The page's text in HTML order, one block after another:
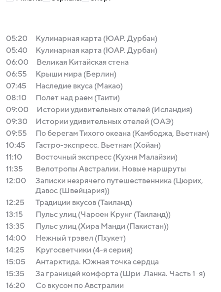
05:20
Кулинарная карта (ЮАР. Дурбан)
05:40
Кулинарная карта (ЮАР. Дурбан)
06:00
Великая Китайская стена
06:55
Крыши мира (Берлин)
07:45
Наследие вкуса (Макао)
08:10
Полет над раем (Таити)
09:00
Истории удивительных отелей (Исландия)
09:30
Истории удивительных отелей (ОАЭ)
09:55
По берегам Тихого океана (Камбоджа, Вьетнам)
10:45
Гастро-экспресс. Вьетнам (Хойан)
11:10
Восточный экспресс (Кухня Малайзии)
11:35
Велотропы Австралии. Новые маршруты
12:00
Записки незрячего путешественника (Цюрих,
Давос (Швейцария))
12:25
Традиции вкусов (Таиланд)
13:15
Пульс улиц (Чароен Крунг (Таиланд))
13:35
Пульс улиц (Хира Манди (Пакистан))
14:00
Нежный трэвел (Пхукет)
14:25
Кругосветчики (4-я серия)
15:05
Антарктида. Южная точка сердца
15:35
За границей комфорта (Шри-Ланка. Часть 1-я)
16:20
Со вкусом по Австралии